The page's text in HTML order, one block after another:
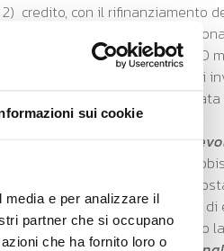
sui cookie
e per analizzare il
partner che si occupano
che ha fornito loro o
credito, con il rifinanziamento
40 milioni di euro; 4)
del commercio per ulteriori 10
a favorire l'attivazione di
energetica
investimenti esistenti.
misura
credito adesso
successo, è finanziare il
, è stata concepita come
deciso di stanziare 40 milioni di
di rischio d'impresa attraverso